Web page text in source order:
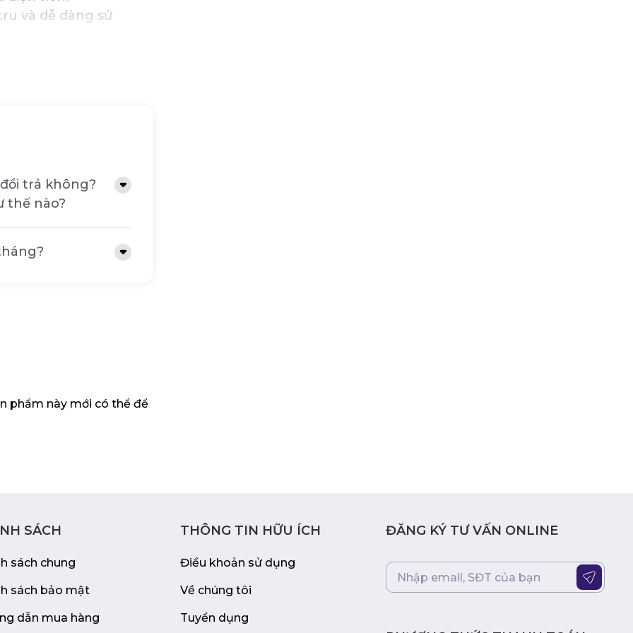
và dễ dàng sử
tuổi thọ của túi,
tác động khi va đập,
phù hợp với nhiều
một cách an toàn và
bỉ, khóa kéo kim
trả không?
thế nào?
phẩm này mới có thể để
SÁCH
sách chung
sách bảo mật
dẫn mua hàng
THÔNG TIN HỮU ÍCH
Điều khoản sử dụng
Về chúng tôi
Tuyển dụng
ĐĂNG KÝ TƯ VẤN ONLINE